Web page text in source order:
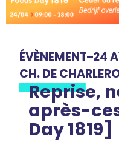
ÉVÈNEMENT 24
CH. DE
Reprise,
après-
Day 1819]